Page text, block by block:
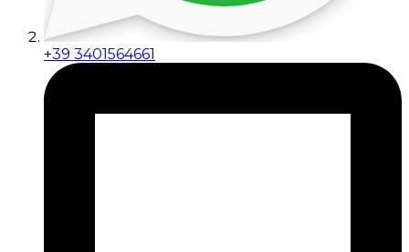
+39 3401564661